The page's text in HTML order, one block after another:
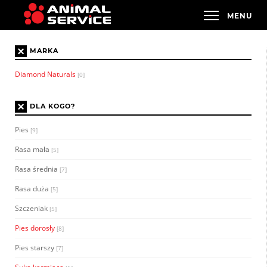
× MARKA
Diamond Naturals [0]
× DLA KOGO?
Pies [9]
Rasa mała [5]
Rasa średnia [7]
Rasa duża [5]
Szczeniak [5]
Pies dorosły [8]
Pies starszy [7]